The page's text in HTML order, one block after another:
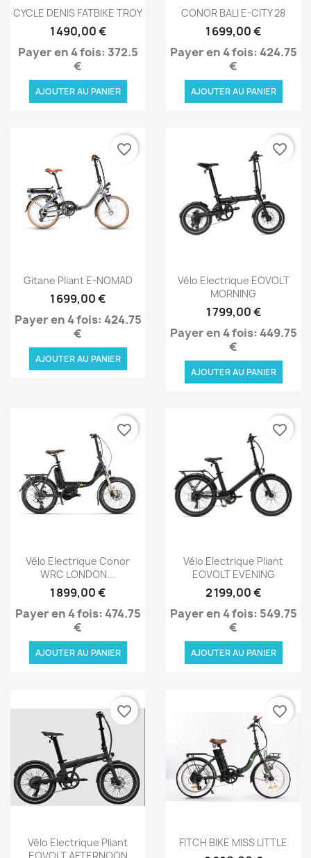
 Aperçu rapide
CYCLE DENIS FATBIKE TROY
1 490,00 €
Payer en 4 fois: 372.5
€
AJOUTER AU PANIER
Aperçu rapide
CONOR BALI E-CITY 28
1 699,00 €
Payer en 4 fois: 424.75
€
AJOUTER AU PANIER
Aperçu rapide
Gitane Pliant E-NOMAD
1 699,00 €
Payer en 4 fois: 424.75
€
AJOUTER AU PANIER
favorite_border
 Aperçu rapide
Vélo Electrique EOVOLT
MORNING
1 799,00 €
Payer en 4 fois: 449.75
€
AJOUTER AU PANIER
favorite_border
Aperçu rapide
Vélo Electrique Conor
WRC LONDON...
1 899,00 €
Payer en 4 fois: 474.75
€
AJOUTER AU PANIER
favorite_border
Aperçu rapide
Vélo Electrique Pliant
EOVOLT EVENING
2 199,00 €
Payer en 4 fois: 549.75
€
AJOUTER AU PANIER
favorite_border
Aperçu rapide
Vélo Electrique Pliant
EOVOLT AFTERNOON
favorite_border
Aperçu rapide
FITCH BIKE MISS LITTLE
favorite_border